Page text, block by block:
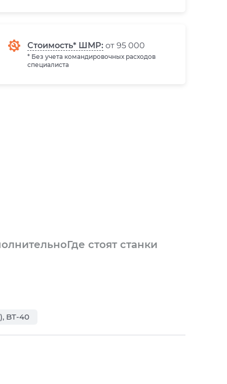
Стоимость* ШМР: от 95 000
* Без учета командировочных расходов
специалиста
Где стоят станки
BT-40